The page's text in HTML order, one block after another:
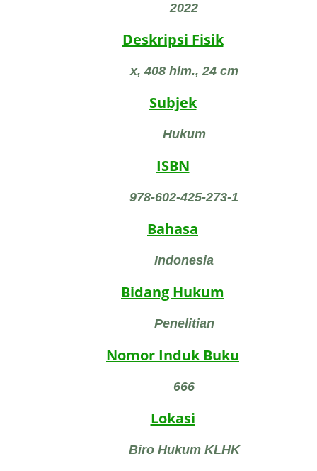
2022
Deskripsi Fisik
x, 408 hlm., 24 cm
Subjek
Hukum
ISBN
978-602-425-273-1
Bahasa
Indonesia
Bidang Hukum
Penelitian
Nomor Induk Buku
666
Lokasi
Biro Hukum KLHK